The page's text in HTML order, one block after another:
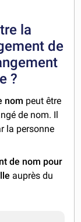
la
de
?
nom peut être
de nom. Il
la personne
de nom pour
auprès du